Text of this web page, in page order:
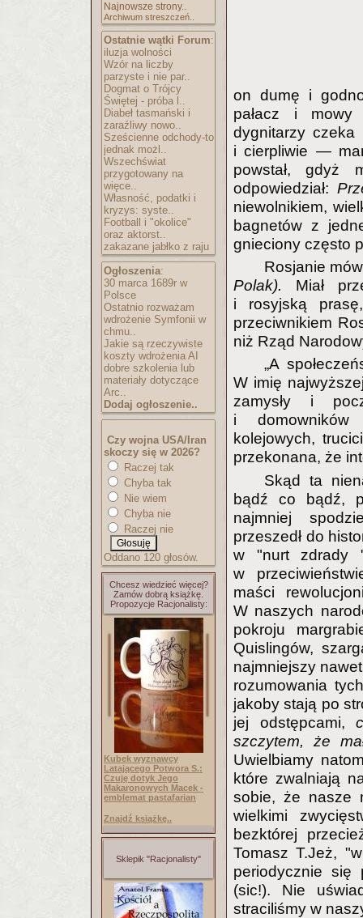
Najnowsze strony..
Archiwum streszczeń..
Ostatnie wątki Forum:
iluzja wolności
Wzór na liczby
parzyste i nie par..
Dogmat o Trójcy
Świętej - próba l..
Diabeł tasmański i
zaraźliwy nowo..
Sześcienne odchody-to
jednak możl..
Wszechświat
przygotowany na
więce..
Własność, podatki i
kryzys: syste..
Football i "okolice"
oraz aktorst..
zakazane jabłko z raju
Ogłoszenia:
30 marca 1689r w
Polsce
Ostatnio rozważam
wdrożenie Symfonii w
chmu..
Jakie są rzeczywiste
koszty wdrożenia AI
dobre szkolenia lub
materiały dotyczące
Arc..
Dodaj ogłoszenie..
Czy wojna USA/Iran
skoczy się w 2026?
Raczej tak
Chyba tak
Nie wiem
Chyba nie
Raczej nie
Oddano 120 głosów.
Chcesz wiedzieć więcej?
Zamów dobrą książkę.
Propozycje Racjonalisty:
Kubek wyznawcy
Latającego Potwora S.:
Czuję dotyk Jego
Makaronowych Macek -
emblemat pastafarian
Znajdź książkę..
Sklepik "Racjonalisty"
on dumę i
pałacz i mowy
dygnitarzy
i cierpliwie —
powstał, gdyż
odpowiedział:
niewolnikiem,
bagnetów z
gnieciony często
Rosjanie
Polak). Miał
i rosyjską
przeciwnikiem
niż Rząd
„A
W imię
zamysły i
i domowników
kolejowych,
przekonana, że
Skąd ta
bądź co bądź,
najmniej
przeszedł do
w "nurt zdrady
w
maści
W naszych
pokroju
Quislingów,
najmniejszy
rozumowania
jakoby stają po
jej odstępcami,
szczytem, że
Uwielbiamy
które zwalniają
sobie, że nasze
wielkimi
bezktórej
Tomasz T.Jeż,
periodycznie się
(sic!). Nie
straciliśmy w